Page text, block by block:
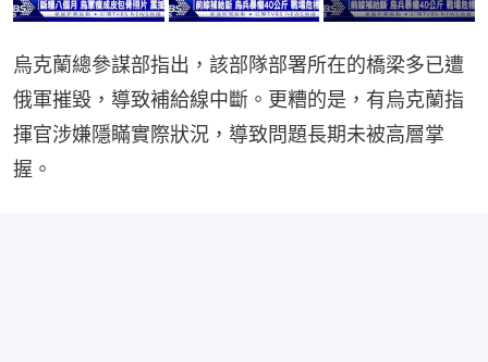
烏克蘭總參謀部指出，該部隊部署所在的橋梁多已遭
俄軍摧毀，導致補給線中斷。更糟的是，有烏克蘭指
揮官涉嫌隱瞞實際狀況，導致問題長期未被高層掌
握。